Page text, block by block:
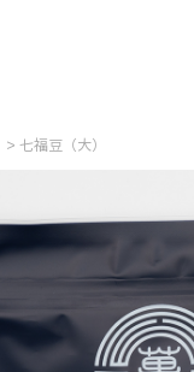
> 七福豆（大）